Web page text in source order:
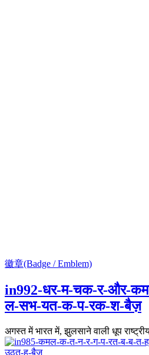
徽章(Badge / Emblem)
in992-धर-म-चक-र-और-
ल-सभ-यत-क-प-रक-श-बैज़
अगस्त में भारत में, झुलसाने वाली धूप